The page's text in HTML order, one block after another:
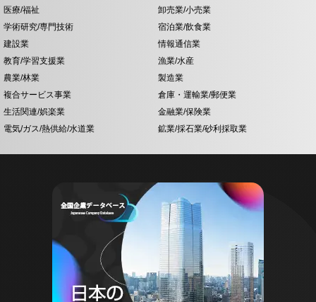
医療/福祉
卸売業/小売業
学術研究/専門技術
宿泊業/飲食業
建設業
情報通信業
教育/学習支援業
漁業/水産
農業/林業
製造業
複合サービス事業
倉庫・運輸業/郵便業
生活関連/娯楽業
金融業/保険業
電気/ガス/熱供給/水道業
鉱業/採石業/砂利採取業